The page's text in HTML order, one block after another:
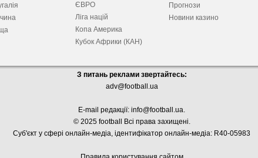
ЄВРО
Ліга націй
Копа Америка
Кубок Африки (КАН)
Прогнози
Новини казино
З питань реклами звертайтесь:
adv@football.ua
E-mail редакції: info@football.ua.
© 2025 football Всі права захищені.
Суб'єкт у сфері онлайн-медіа, ідентифікатор онлайн-медіа: R40-05983